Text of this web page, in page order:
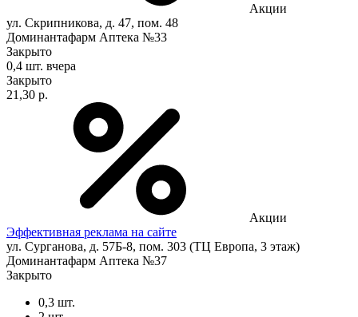
Акции
ул. Скрипникова, д. 47, пом. 48
Доминантафарм Аптека №33
Закрыто
0,4 шт. вчера
Закрыто
21,30 р.
Акции
Эффективная реклама на сайте
ул. Сурганова, д. 57Б-8, пом. 303 (ТЦ Европа, 3 этаж)
Доминантафарм Аптека №37
Закрыто
0,3 шт.